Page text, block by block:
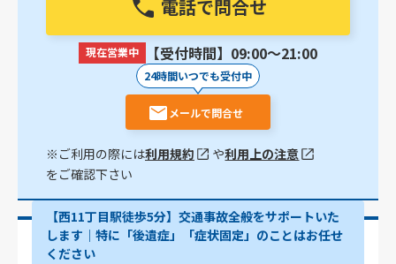
電話で問合せ
現在営業中 【受付時間】09:00〜21:00
24時間いつでも受付中
メールで問合せ
※ご利用の際には利用規約 や利用上の注意
をご確認下さい
【西11丁目駅徒歩5分】交通事故全般をサポートいた
します｜特に「後遺症」「症状固定」のことはお任せ
ください